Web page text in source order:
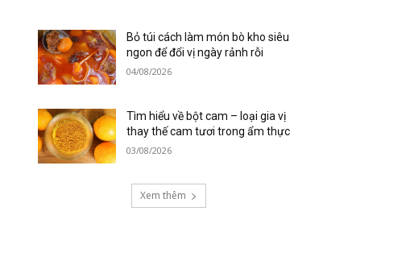
Bỏ túi cách làm món bò kho siêu
ngon để đổi vị ngày rảnh rỗi
04/08/2026
Tìm hiểu về bột cam – loại gia vị
thay thế cam tươi trong ẩm thực
03/08/2026
Xem thêm